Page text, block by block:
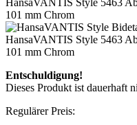
Entschuldigung!
Dieses Produkt ist dauerhaft
Regulärer Preis: